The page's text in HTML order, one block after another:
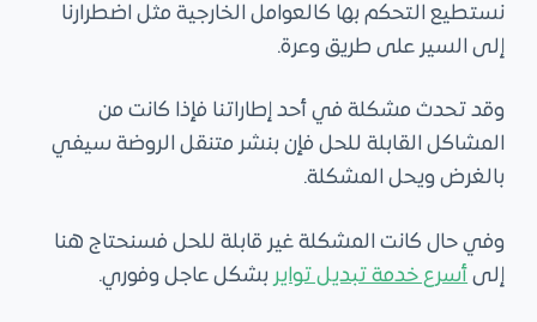
نستطيع التحكم بها كالعوامل الخارجية مثل اضطرارنا
إلى السير على طريق وعرة.
وقد تحدث مشكلة في أحد إطاراتنا فإذا كانت من
المشاكل القابلة للحل فإن بنشر متنقل الروضة سيفي
بالغرض ويحل المشكلة.
وفي حال كانت المشكلة غير قابلة للحل فسنحتاج هنا
إلى أسرع خدمة تبديل تواير بشكل عاجل وفوري.